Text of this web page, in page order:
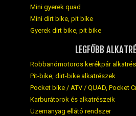
Mini gyerek quad
Mini dirt bike, pit bike
Gyerek dirt bike, pit bike
LEGFŐBB
Robbanómotoros kerékpár
Pit-bike, dirt-bike alkatrészek
Pocket bike / ATV / QUAD, Pocket
Karburátorok és alkatrészeik
Üzemanyag ellátó rendszer